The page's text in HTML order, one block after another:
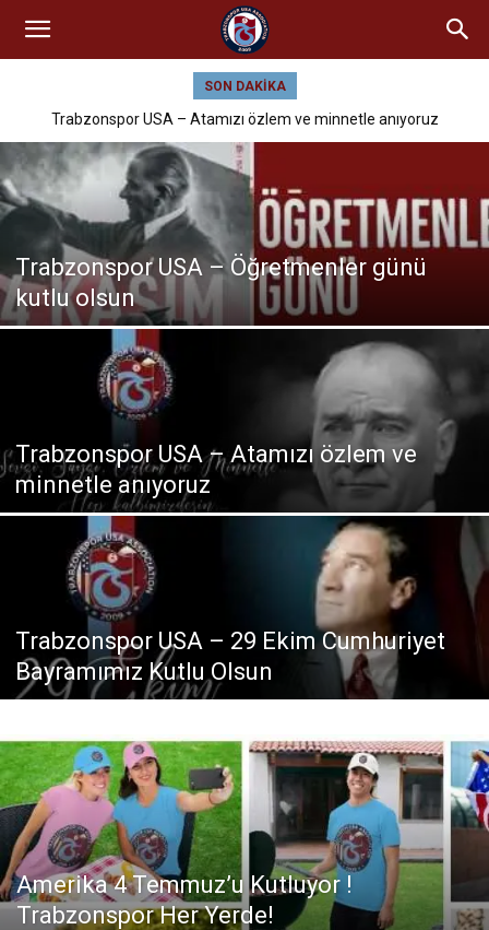
SON DAKIKA
Trabzonspor USA – Atamızı özlem ve minnetle anıyoruz
Trabzonspor USA – Öğretmenler günü
kutlu olsun
Trabzonspor USA – Atamızı özlem ve
minnetle anıyoruz
Trabzonspor USA – 29 Ekim Cumhuriyet
Bayramımız Kutlu Olsun
Amerika 4 Temmuz’u Kutluyor !
Trabzonspor Her Yerde!